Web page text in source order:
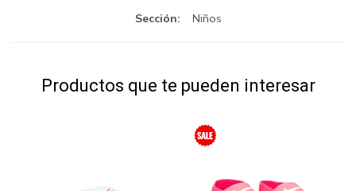
Sección Niños
Productos que te pueden interesar